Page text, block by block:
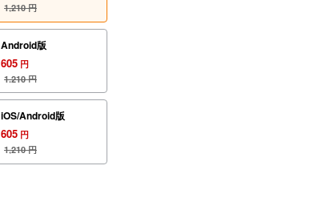
1,210 円
Android版
605 円
1,210 円
iOS/Android版
605 円
1,210 円